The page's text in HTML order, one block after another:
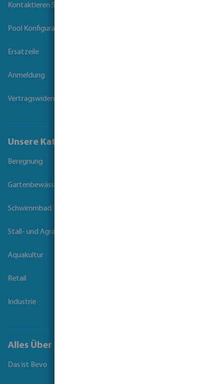
Kontaktieren Sie uns
Pool Konfigurator
Ersatzeile
Anmeldung
Vertragswiderruf
Unsere Kataloge
Beregnung
Gartenbewässerung
Schwimmbad
Stall- und Agrartechnik
Aquakultur
Retail
Industrie
Alles Über Bevo
Das ist Bevo